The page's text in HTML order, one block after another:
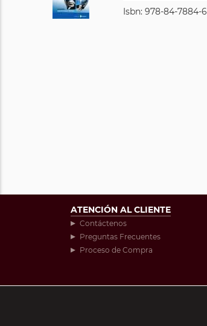
Isbn: 978-84-7884-
ATENCIÓN AL CLIENTE
Contáctenos
Preguntas Frecuentes
Proceso de Compra